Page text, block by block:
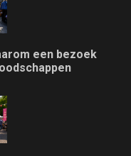
een bezoek